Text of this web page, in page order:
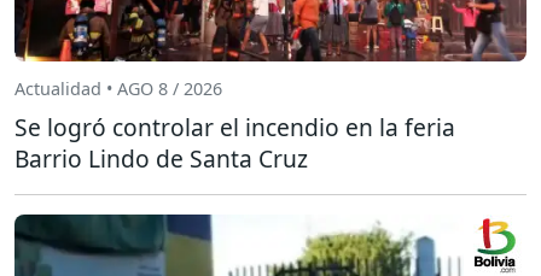
Actualidad • AGO 8 / 2026
Se logró controlar el incendio en la feria
Barrio Lindo de Santa Cruz